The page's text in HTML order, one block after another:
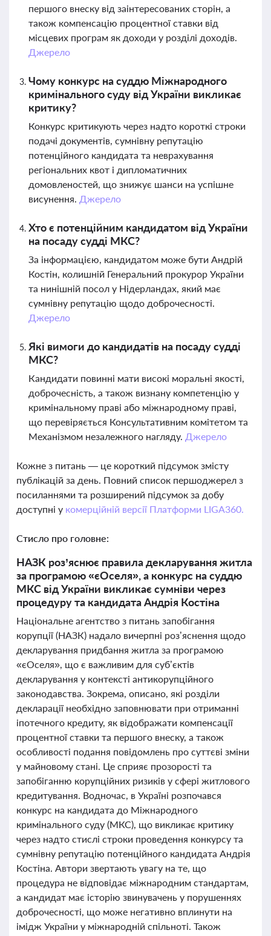
першого внеску від заінтересованих сторін, а
також компенсацію процентної ставки від
місцевих програм як доходи у розділі доходів.
Джерело
Чому конкурс на суддю Міжнародного
кримінального суду від України викликає
критику?
Конкурс критикують через надто короткі строки
подачі документів, сумнівну репутацію
потенційного кандидата та неврахування
регіональних квот і дипломатичних
домовленостей, що знижує шанси на успішне
висунення. Джерело
Хто є потенційним кандидатом від України
на посаду судді МКС?
За інформацією, кандидатом може бути Андрій
Костін, колишній Генеральний прокурор України
та нинішній посол у Нідерландах, який має
сумнівну репутацію щодо доброчесності.
Джерело
Які вимоги до кандидатів на посаду судді
МКС?
Кандидати повинні мати високі моральні якості,
доброчесність, а також визнану компетенцію у
кримінальному праві або міжнародному праві,
що перевіряється Консультативним комітетом та
Механізмом незалежного нагляду. Джерело
Кожне з питань — це короткий підсумок змісту
публікацій за день. Повний список першоджерел з
посиланнями та розширений підсумок за добу
доступні у комерційній версії Платформи LIGA360.
Стисло про головне:
НАЗК роз’яснює правила декларування житла
за програмою «єОселя», а конкурс на суддю
МКС від України викликає сумніви через
процедуру та кандидата Андрія Костіна
Національне агентство з питань запобігання
корупції (НАЗК) надало вичерпні роз’яснення щодо
декларування придбання житла за програмою
«єОселя», що є важливим для суб’єктів
декларування у контексті антикорупційного
законодавства. Зокрема, описано, які розділи
декларації необхідно заповнювати при отриманні
іпотечного кредиту, як відображати компенсації
процентної ставки та першого внеску, а також
особливості подання повідомлень про суттєві зміни
у майновому стані. Це сприяє прозорості та
запобіганню корупційних ризиків у сфері житлового
кредитування. Водночас, в Україні розпочався
конкурс на кандидата до Міжнародного
кримінального суду (МКС), що викликає критику
через надто стислі строки проведення конкурсу та
сумнівну репутацію потенційного кандидата Андрія
Костіна. Автори звертають увагу на те, що
процедура не відповідає міжнародним стандартам,
а кандидат має історію звинувачень у порушеннях
доброчесності, що може негативно вплинути на
імідж України у міжнародній спільноті. Також